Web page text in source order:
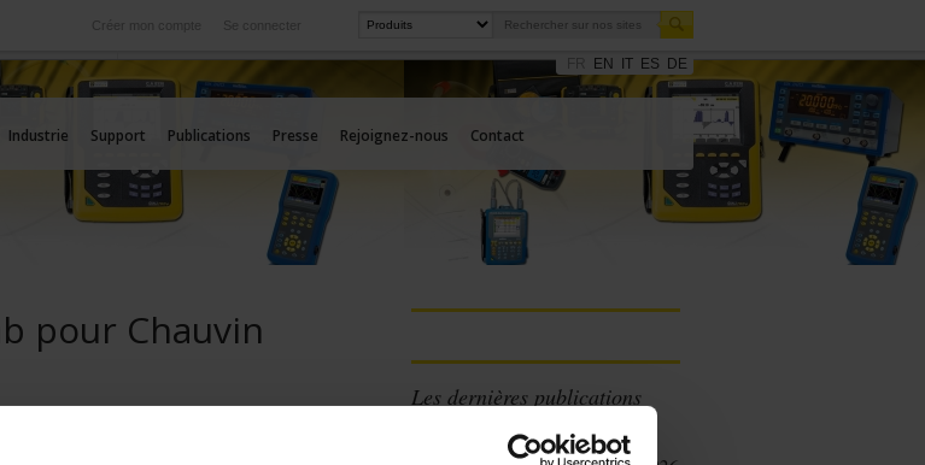
Se connecter
Créer mon compte
à l'étranger
EN IT ES DE
Industrie Support Publications Presse Rejoignez-nous Contact
pour Chauvin
Les dernières publications
Catalogue Pinces